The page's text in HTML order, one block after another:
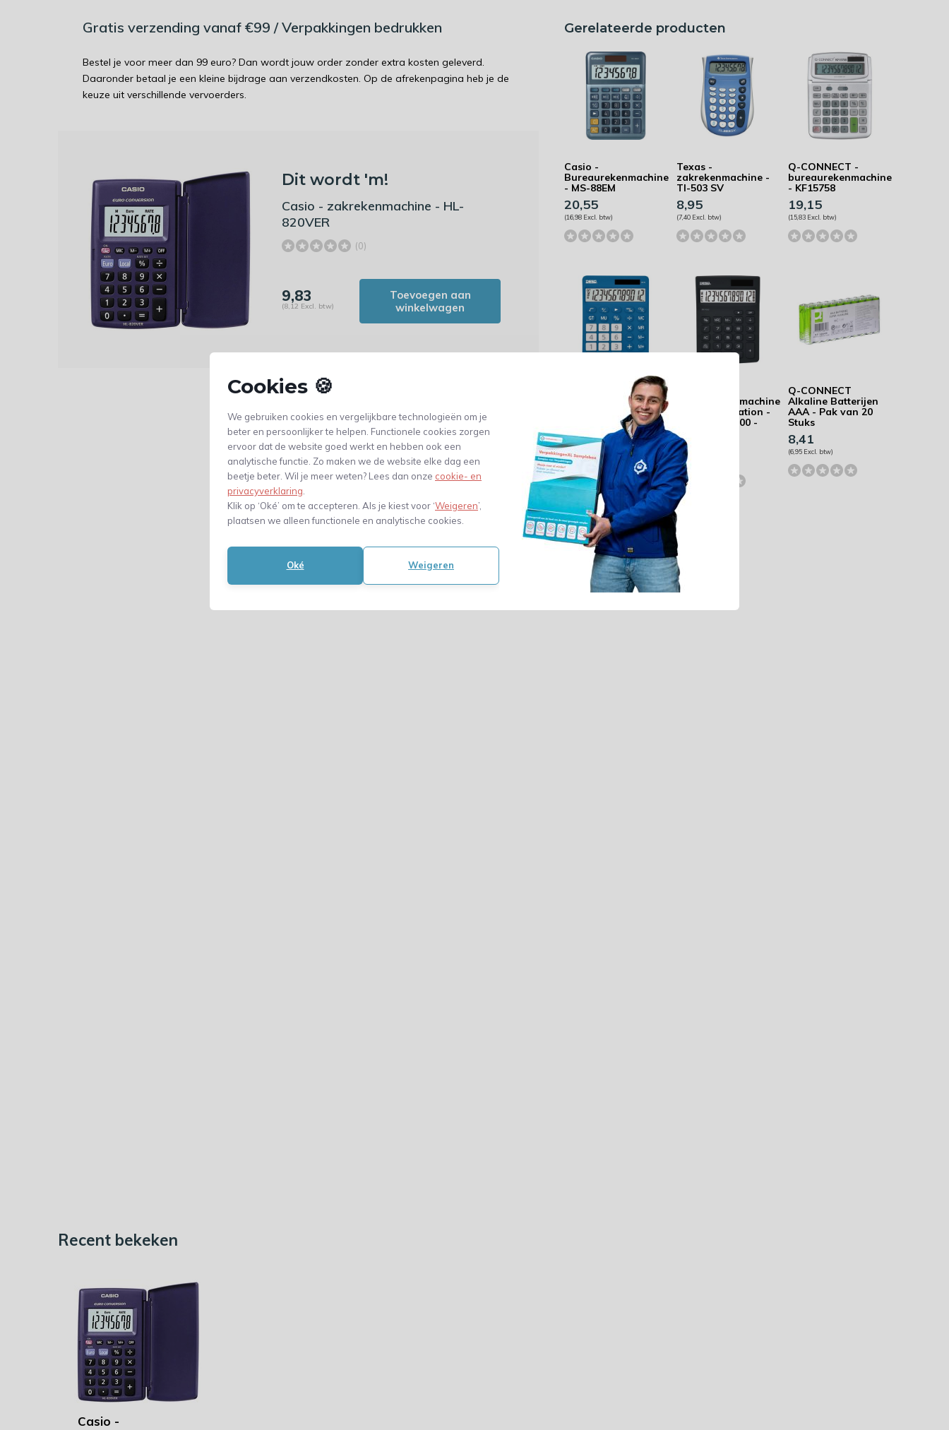
Cookies 🍪
We gebruiken cookies en vergelijkbare technologieën om je
beter en persoonlijker te helpen. Functionele cookies zorgen
ervoor dat de website goed werkt en hebben ook een
analytische functie. Zo maken we de website elke dag een
beetje beter. Wil je meer weten? Lees dan onze cookie- en
privacyverklaring
Klik op ‘Oké’ om te accepteren. Als je kiest voor ‘Weigeren’,
plaatsen we alleen functionele en analytische cookies.
Oké Weigeren
Gratis verzending vanaf €99 / Verpakkingen bedrukken
Bestel je voor meer dan 99 euro? Dan wordt jouw order zonder extra kosten geleverd.
Daaronder betaal je een kleine bijdrage aan verzendkosten. Op de afrekenpagina heb je de
keuze uit verschillende vervoerders.
Dit wordt 'm!
Casio - zakrekenmachine - HL-
820VER
(0)
9,83
(8,12 Excl. btw)
Toevoegen aan
winkelwagen
Gerelateerde producten
Casio -
Bureaurekenmachine
- MS-88EM
20,55
(16,98 Excl. btw)
Texas -
zakrekenmachine -
TI-503 SV
8,95
(7,40 Excl. btw)
Q-CONNECT -
bureaurekenmachine
- KF15758
19,15
(15,83 Excl. btw)
bureaurekenmachine
- New Generation -
XLarge 30110 -
donkerblauw
16,07
(13,28 Excl. btw)
bureaurekenmachine
- New Generation -
Compact 30100 -
zwart
11,81
(9,76 Excl. btw)
Q-CONNECT
Alkaline Batterijen
AAA - Pak van 20
Stuks
8,41
(6,95 Excl. btw)
Recent bekeken
Casio -